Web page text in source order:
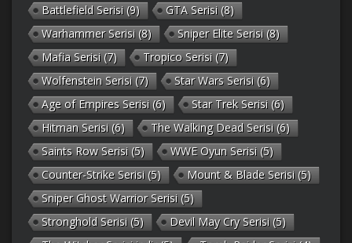
Battlefield Serisi (9) GTA Serisi (8)
Warhammer Serisi (8) Sniper Elite Serisi (8)
Mafia Serisi (7) Tropico Serisi (7)
Wolfenstein Serisi (7) Star Wars Serisi (6)
Age of Empires Serisi (6) Star Trek Serisi (6)
Hitman Serisi (6) The Walking Dead Serisi (6)
Saints Row Serisi (5) WWE Oyun Serisi (5)
Counter-Strike Serisi (5) Mount & Blade Serisi (5)
Sniper Ghost Warrior Serisi (5)
Stronghold Serisi (5) Devil May Cry Serisi (5)